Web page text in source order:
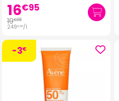
16€95
19€95
249€38/l.
-3€